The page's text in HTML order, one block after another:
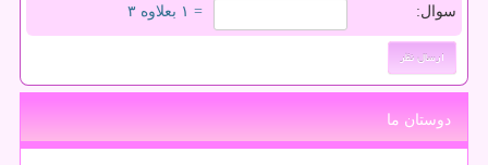
سوال: = ۱ بعلاوه ۳
دوستان ما